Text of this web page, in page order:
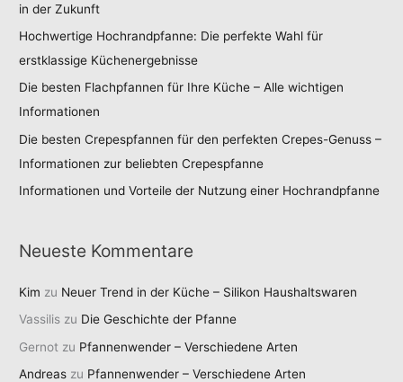
in der Zukunft
Hochwertige Hochrandpfanne: Die perfekte Wahl für
erstklassige Küchenergebnisse
Die besten Flachpfannen für Ihre Küche – Alle wichtigen
Informationen
Die besten Crepespfannen für den perfekten Crepes-Genuss –
Informationen zur beliebten Crepespfanne
Informationen und Vorteile der Nutzung einer Hochrandpfanne
Neueste Kommentare
Kim zu Neuer Trend in der Küche – Silikon Haushaltswaren
Vassilis zu Die Geschichte der Pfanne
Gernot zu Pfannenwender – Verschiedene Arten
Andreas zu Pfannenwender – Verschiedene Arten